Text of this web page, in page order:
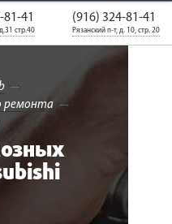
Калькулятор
слесарного
ремонта
Вход для
41
стр.40
(916) 324-81-41
Рязанский п-т, д. 10, стр. 20
ремонта